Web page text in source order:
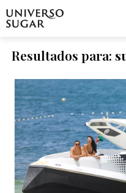
Resultados para: